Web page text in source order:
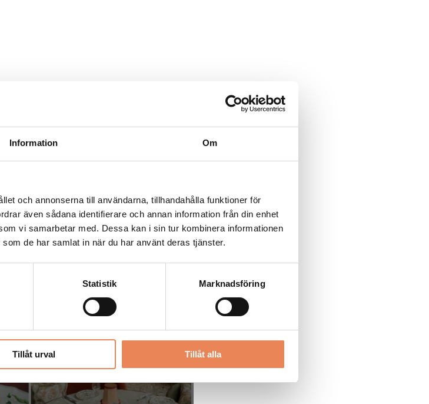
Information Om
och annonserna till användarna, tillhandahålla funktioner för
även sådana identifierare och annan information från din enhet
vi samarbetar med. Dessa kan i sin tur kombinera informationen
de har samlat in när du har använt deras tjänster.
Statistik Marknadsföring
Tillåt urval Tillåt alla